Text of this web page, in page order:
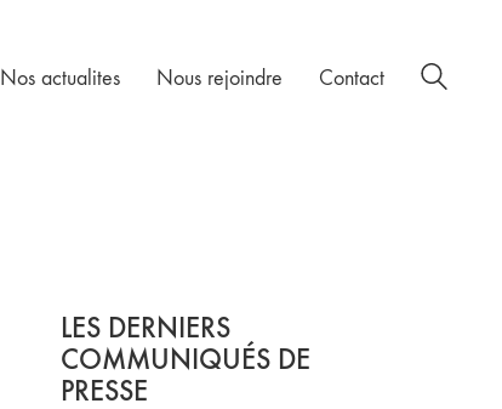
Nos actualites Nous rejoindre Contact
LES DERNIERS
COMMUNIQUÉS DE
PRESSE